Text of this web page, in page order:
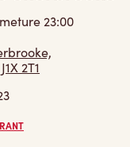
23:00
2T1